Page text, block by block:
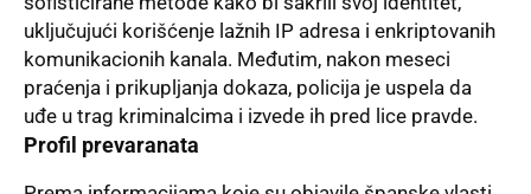
uključujući korišćenje lažnih IP adresa i enkriptovanih
komunikacionih kanala. Međutim, nakon meseci
praćenja i prikupljanja dokaza, policija je uspela da
uđe u trag kriminalcima i izvede ih pred lice pravde.
Profil prevaranata